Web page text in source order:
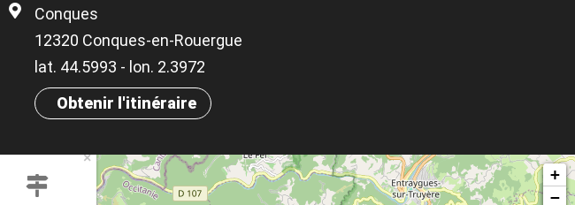
Conques
12320 Conques-en-Rouergue
lat. 44.5993 - lon. 2.3972
Obtenir l'itinéraire
×
+
−